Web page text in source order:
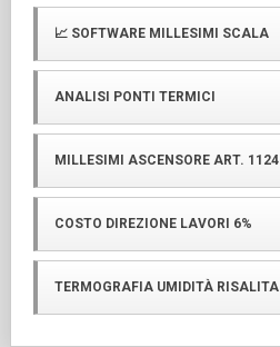
📈 SOFTWARE MILLESIMI SCALA
ANALISI PONTI TERMICI
MILLESIMI ASCENSORE ART. 1124
COSTO DIREZIONE LAVORI 6%
TERMOGRAFIA UMIDITÀ RISALITA